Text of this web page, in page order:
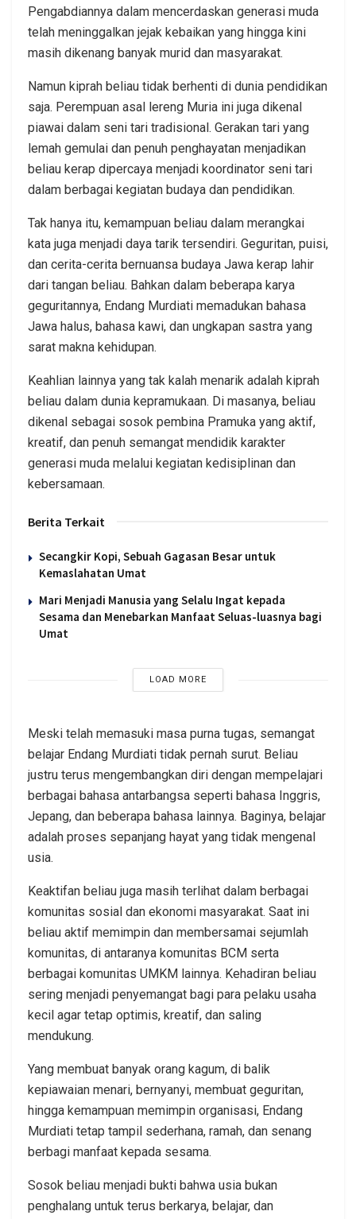
Pengabdiannya dalam mencerdaskan generasi muda
telah meninggalkan jejak kebaikan yang hingga kini
masih dikenang banyak murid dan masyarakat.
Namun kiprah beliau tidak berhenti di dunia pendidikan
saja. Perempuan asal lereng Muria ini juga dikenal
piawai dalam seni tari tradisional. Gerakan tari yang
lemah gemulai dan penuh penghayatan menjadikan
beliau kerap dipercaya menjadi koordinator seni tari
dalam berbagai kegiatan budaya dan pendidikan.
Tak hanya itu, kemampuan beliau dalam merangkai
kata juga menjadi daya tarik tersendiri. Geguritan, puisi,
dan cerita-cerita bernuansa budaya Jawa kerap lahir
dari tangan beliau. Bahkan dalam beberapa karya
geguritannya, Endang Murdiati memadukan bahasa
Jawa halus, bahasa kawi, dan ungkapan sastra yang
sarat makna kehidupan.
Keahlian lainnya yang tak kalah menarik adalah kiprah
beliau dalam dunia kepramukaan. Di masanya, beliau
dikenal sebagai sosok pembina Pramuka yang aktif,
kreatif, dan penuh semangat mendidik karakter
generasi muda melalui kegiatan kedisiplinan dan
kebersamaan.
Berita Terkait
Secangkir Kopi, Sebuah Gagasan Besar untuk
Kemaslahatan Umat
Mari Menjadi Manusia yang Selalu Ingat kepada
Sesama dan Menebarkan Manfaat Seluas-luasnya bagi
Umat
LOAD MORE
Meski telah memasuki masa purna tugas, semangat
belajar Endang Murdiati tidak pernah surut. Beliau
justru terus mengembangkan diri dengan mempelajari
berbagai bahasa antarbangsa seperti bahasa Inggris,
Jepang, dan beberapa bahasa lainnya. Baginya, belajar
adalah proses sepanjang hayat yang tidak mengenal
usia.
Keaktifan beliau juga masih terlihat dalam berbagai
komunitas sosial dan ekonomi masyarakat. Saat ini
beliau aktif memimpin dan membersamai sejumlah
komunitas, di antaranya komunitas BCM serta
berbagai komunitas UMKM lainnya. Kehadiran beliau
sering menjadi penyemangat bagi para pelaku usaha
kecil agar tetap optimis, kreatif, dan saling
mendukung.
Yang membuat banyak orang kagum, di balik
kepiawaian menari, bernyanyi, membuat geguritan,
hingga kemampuan memimpin organisasi, Endang
Murdiati tetap tampil sederhana, ramah, dan senang
berbagi manfaat kepada sesama.
Sosok beliau menjadi bukti bahwa usia bukan
penghalang untuk terus berkarya, belajar, dan